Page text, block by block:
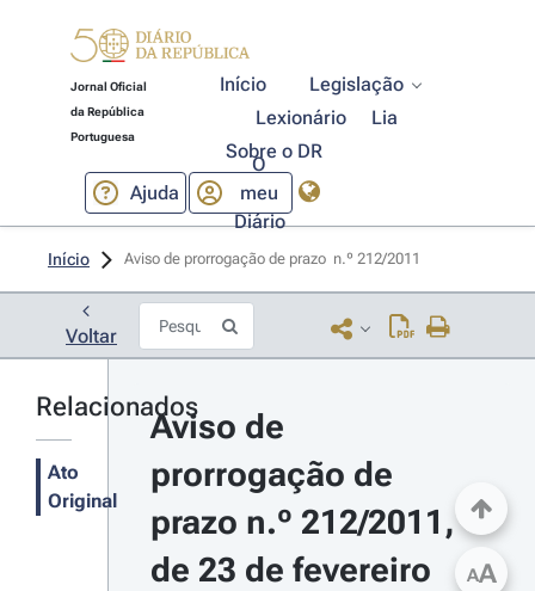
Jornal Oficial
da República
Portuguesa
Início
Legislação
Lexionário
Lia
Sobre o DR
Ajuda
O
meu
Diário
Início Aviso de prorrogação de prazo  n.º 212/2011
Voltar
Relacionados
Ato
Original
Aviso de
prorrogação de
prazo n.º 212/2011,
de 23 de fevereiro
AA